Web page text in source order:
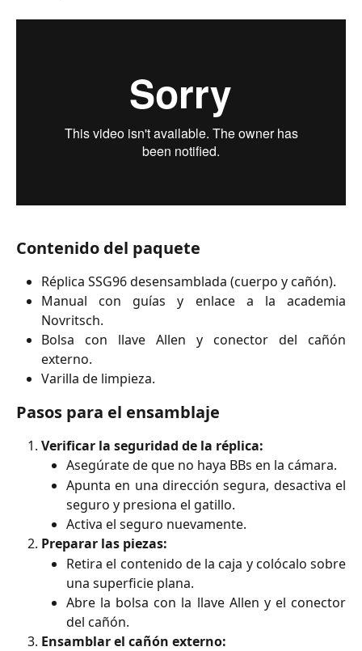
Contenido del paquete
Réplica SSG96 desensamblada (cuerpo y cañón).
Manual con guías y enlace a la academia
Novritsch.
Bolsa con llave Allen y conector del cañón
externo.
Varilla de limpieza.
Pasos para el ensamblaje
Verificar la seguridad de la réplica:
Asegúrate de que no haya BBs en la cámara.
Apunta en una dirección segura, desactiva el
seguro y presiona el gatillo.
Activa el seguro nuevamente.
Preparar las piezas:
Retira el contenido de la caja y colócalo sobre
una superficie plana.
Abre la bolsa con la llave Allen y el conector
del cañón.
Ensamblar el cañón externo: